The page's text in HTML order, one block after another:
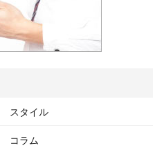
スタイル
コラム